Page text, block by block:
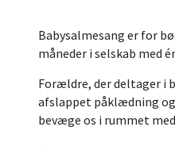
Babysalmesang er for
måneder i selskab med
Forældre, der deltager i
afslappet påklædning og
bevæge os i rummet